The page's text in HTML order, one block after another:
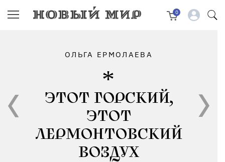
0
ОЛЬГА ЕРМОЛАЕВА
ЭТОТ ГОРСКИЙ,
ЭТОТ
ЛЕРМОНТОВСКИЙ
ВОЗДУХ